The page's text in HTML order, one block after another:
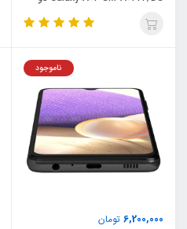
سیم کارت ظرفیت 64 گیگابایت و رم
6,200,000 تومان
ناموجود